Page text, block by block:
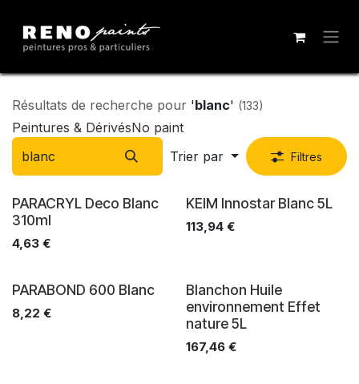
Résultats de recherche pour 'blanc' (133)
Peintures & DérivésNo paint
Trier par
Filtres
PARACRYL Deco Blanc
310ml
4,63 €
KEIM Innostar Blanc 5L
113,94€
PARABOND 600 Blanc
8,22 €
Blanchon Huile
environnement Effet
nature 5L
167,46€